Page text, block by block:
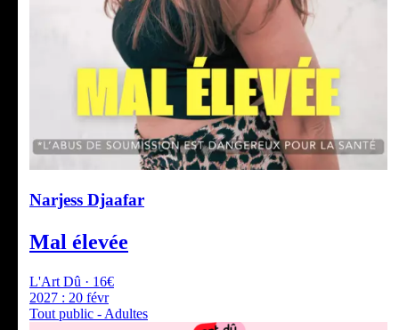
Narjess Djaafar
Mal élevée
L'Art Dû · 16€
2027 : 20 févr
Tout public - Adultes